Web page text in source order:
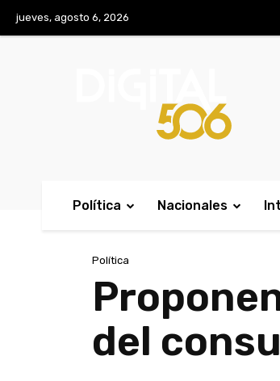
jueves, agosto 6, 2026
Política Nacionales
Política
del